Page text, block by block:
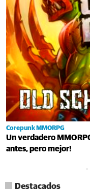
Corepunk MMORPG
Un verdadero
antes, pero mejor!
Destacados